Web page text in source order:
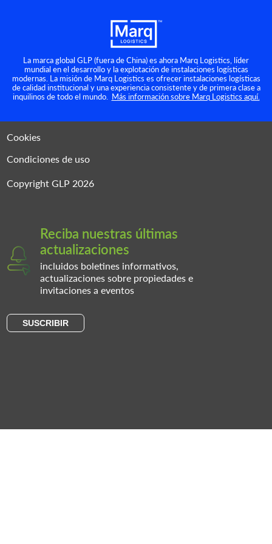
La marca global GLP (fuera de China) es ahora Marq Logistics, líder
mundial en el desarrollo y la explotación de instalaciones logísticas
modernas. La misión de Marq Logistics es ofrecer instalaciones logísticas
de calidad institucional y una experiencia consistente y de primera clase a
inquilinos de todo el mundo. Más información sobre Marq Logistics aquí.
Declaración de la Ley sobre la Esclavitud
Moderna
Cookies
Condiciones de uso
Copyright GLP 2026
Reciba nuestras últimas
actualizaciones
incluidos boletines informativos,
actualizaciones sobre propiedades e
invitaciones a eventos
SUSCRIBIR